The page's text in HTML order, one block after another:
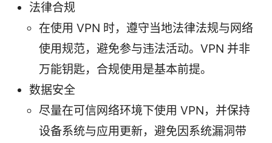
法律合规
在使用 VPN 时，遵守当地法律法规与网络
使用规范，避免参与违法活动。VPN 并非
万能钥匙，合规使用是基本前提。
数据安全
尽量在可信网络环境下使用 VPN，并保持
设备系统与应用更新，避免因系统漏洞带